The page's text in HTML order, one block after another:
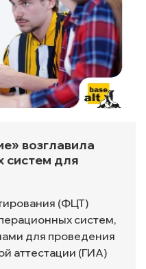
возглавила
систем для
(ФЦТ)
систем,
для проведения
аттестации (ГИА)